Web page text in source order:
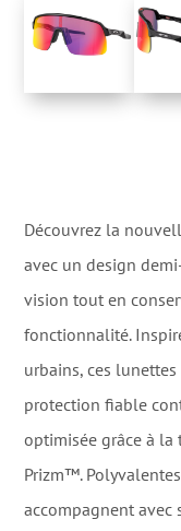
Découvrez la
avec un design
vision tout en
fonctionnalité.
urbains, ces
protection fiable
optimisée grâce à la
Prizm™.
accompagnent